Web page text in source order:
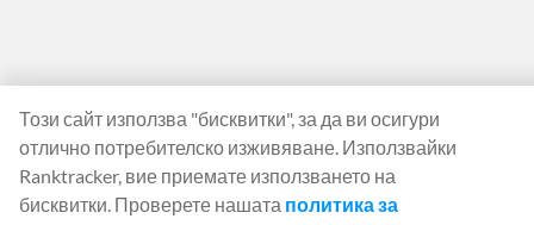
Този сайт използва "бисквитки", за да ви осигури
отлично потребителско изживяване. Използвайки
Ranktracker, вие приемате използването на
бисквитки. Проверете нашата политика за